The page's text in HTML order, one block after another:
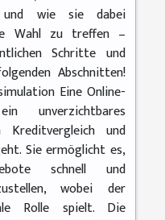
und wie sie dabei
Wahl zu treffen –
Schritte und
Abschnitten!
Eine Online-
unverzichtbares
und
Sie ermöglicht es,
schnell und
wobei der
Rolle spielt. Die